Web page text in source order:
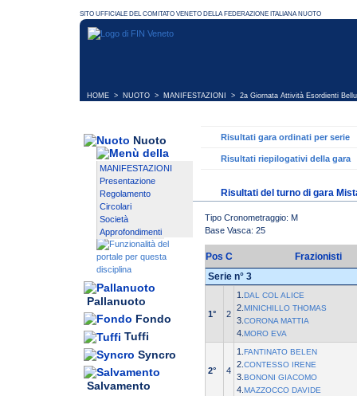
HOME > NUOTO > MANIFESTAZIONI > 2a Giornata Attività Esordienti
Nuoto
MANIFESTAZIONI
Presentazione
Regolamento
Circolari
Società
Approfondimenti
Pallanuoto
Fondo
Tuffi
Syncro
Salvamento
Risultati gara ordinati per serie
Risultati riepilogativi della gara
Risultati del turno di gara
Tipo Cronometraggio: M
Base Vasca: 25
Pos C
Frazionisti
Serie n° 3
1° 2
1. DAL COL ALICE
2. MINICHILLO THOMAS
3. CORONA MATTIA
4. MORO EVA
2° 4
1. FANTINATO BELEN
2. CONTESSO IRENE
3. BONONI GIACOMO
4. MAZZOCCO DAVIDE